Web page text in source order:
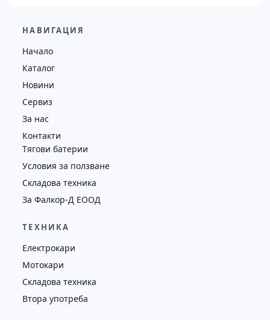
4130
НАВИГАЦИЯ
Начало
Каталог
Новини
Сервиз
За нас
Контакти
Тягови батерии
Условия за ползване
Складова техника
За Фалкор-Д ЕООД
ТЕХНИКА
Електрокари
Мотокари
Складова техника
Втора употреба